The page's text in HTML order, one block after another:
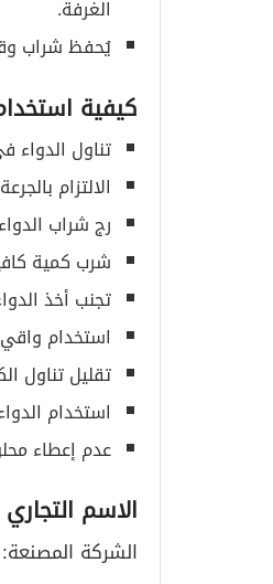
الغرفة.
يُحفظ شراب
كيفية
تناول
الالتزام
رج شراب
شرب كمية
تجنب أخذ
استخدام
تقليل تناول
استخدام
عدم إعطاء
الاسم
الشركة